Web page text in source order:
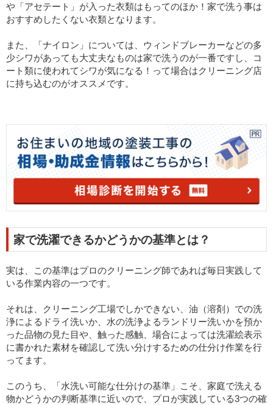
や「アセテート」が入った衣類はもってのほか！家で洗う事は
おすすめしたくない衣類となります。
また、「ナイロン」については、ウィンドブレーカーなどの多
少シワがあっても大丈夫なものは家で洗うのが一番ですし、コ
ート類に使われてシワが気になる！って場合はクリーニング店
に持ち込むのがオススメです。
家で洗濯できるかどうかの基準とは？
実は、この基準はプロのクリーニング師であれば毎日実践して
いる作業内容の一つです。
それは、クリーニング工場でしかできない、油（溶剤）での洗
浄によるドライ洗いか、水の洗浄よるランドリー洗いかを預か
った品物の見た目や、触った感触、場合によっては洗濯絵表示
に書かれた素材を確認して洗い分けするための仕分け作業を行
ってます。
このうち、「水洗い可能な仕分けの基準」こそ、家庭で洗える
物かどうかの判断基準に近いので、プロが実践している3つの確